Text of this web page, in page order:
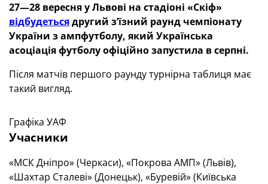
27—28 вересня у Львові на стадіоні «Скіф»
відбудетьсядругий з’їзний раунд чемпіонату
України з ампфутболу, який Українська
асоціація футболу офіційно запустила в серпні.
Після матчів першого раунду турнірна таблиця має
такий вигляд.
Графіка УАФ
Учасники
«МСК Дніпро» (Черкаси), «Покрова АМП» (Львів),
«Шахтар Сталеві» (Донецьк), «Буревій» (Київська